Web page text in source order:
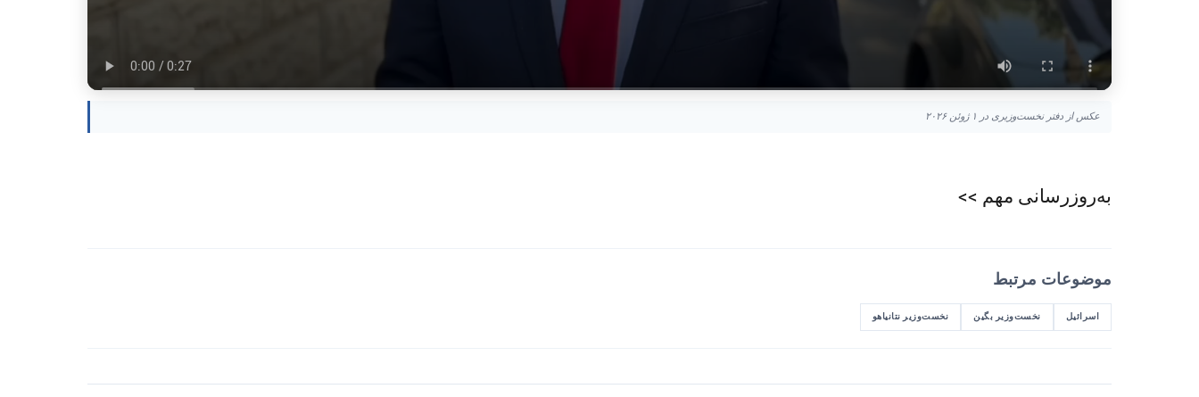
عکس از دفتر نخست‌وزیری در ۱ ژوئن ۲۰۲۶
به‌روزرسانی مهم >>
موضوعات مرتبط
اسرائیل نخست‌وزیر بگین نخست‌وزیر نتانیاهو